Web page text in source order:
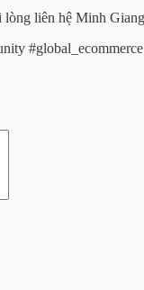
liên hệ Minh